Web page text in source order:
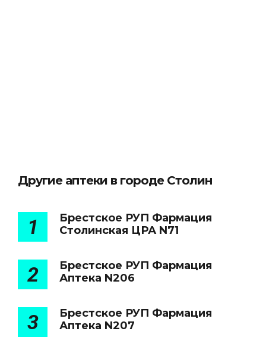
Другие аптеки в городе Столин
1
Брестское РУП Фармация
Столинская ЦРА N71
2
Брестское РУП Фармация
Аптека N206
3
Брестское РУП Фармация
Аптека N207